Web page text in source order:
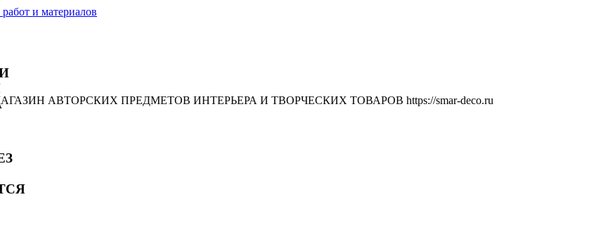
АВТОРСКИХ ПРЕДМЕТОВ ИНТЕРЬЕРА И ТВОРЧЕСКИХ ТОВАРОВ https://smar-deco.ru